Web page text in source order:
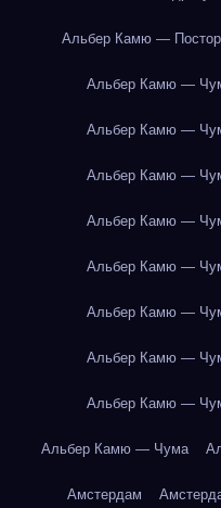
Альбер Камю —
Альбер Камю —
Альбер Камю —
Альбер Камю —
Альбер Камю —
Альбер Камю —
Альбер Камю —
Альбер Камю —
Альбер Камю —
Альбер Камю — Чума
Амстердам